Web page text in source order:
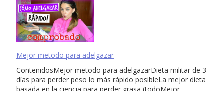
Mejor metodo para adelgazar
ContenidosMejor metodo para adelgazarDieta militar de 3
días para perder peso lo más rápido posibleLa mejor dieta